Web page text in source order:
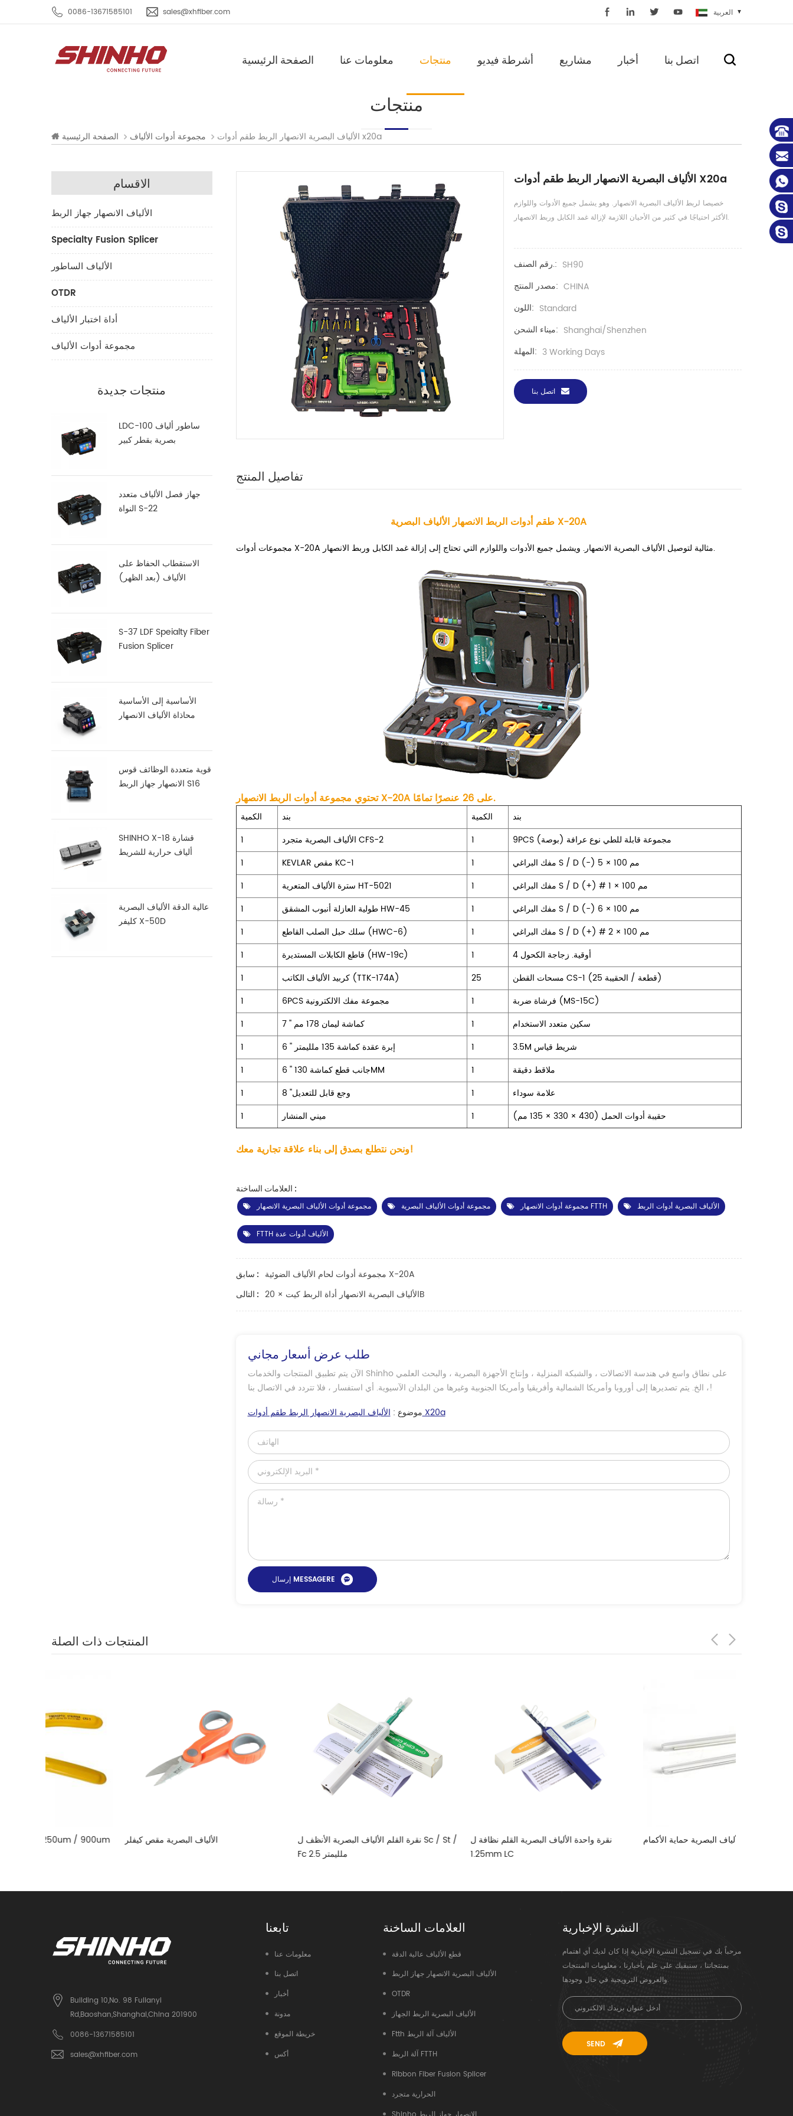
0086-13671585101 sales@xhfiber.com العربية
الصفحة الرئيسية معلومات عنا منتجات أشرطة فيديو مشاريع أخبار اتصل بنا
منتجات
الصفحة الرئيسية مجموعة أدوات الألياف الألياف البصرية الانصهار الربط طقم أدوات x20a
الاقسام
الألياف الانصهار جهاز الربط
Specialty Fusion Splicer
الألياف الساطور
OTDR
أداة اختبار الألياف
مجموعة أدوات الألياف
منتجات جديدة
LDC-100 ساطور ألياف
بصرية بقطر كبير
جهاز فصل الألياف متعدد
النواة S-22
الاستقطاب الحفاظ على
الألياف (بعد الظهر)
S-37 LDF Speialty Fiber
Fusion Splicer
الأساسية إلى الأساسية
محاذاة الألياف الانصهار
قوية متعددة الوظائف قوس
الانصهار جهاز الربط S16
SHINHO X-18 قشارة
ألياف حرارية للشريط
عالية الدقة الألياف البصرية
كليفر X-50D
الألياف البصرية الانصهار الربط طقم أدوات X20a
خصيصا لربط الألياف البصرية الانصهار. وهو يشمل جميع الأدوات واللوازم
الأكثر احتياجًا في كثير من الأحيان اللازمة لإزالة غمد الكابل وربط الانصهار.
رقم الصنف.: SH90
مصدر المنتج: CHINA
اللون: Standard
ميناء الشحن: Shanghai/Shenzhen
المهلة: 3 Working Days
اتصل بنا
تفاصيل المنتج
طقم أدوات الربط الانصهار الألياف البصرية X-20A
مجموعات أدوات X-20A مثالية لتوصيل الألياف البصرية الانصهار. ويشمل جميع الأدوات واللوازم التي تحتاج إلى إزالة غمد الكابل وربط الانصهار.
تحتوي مجموعة أدوات الربط الانصهار X-20A على 26 عنصرًا تمامًا.
الكمية بند الكمية
بند
1
الألياف البصرية متجرد CFS-2 1
9PCS مجموعة قابلة للطي نوع عرافة (بوصة)
1
KEVLAR مقص KC-1 1
مفك البراغي S / D (-) 5 × 100 مم
1
سترة الألياف المتعرية HT-5021 1
مفك البراغي S / D (+) # 1 × 100 مم
1
طولية العازلة أنبوب المشقق HW-45 1
مفك البراغي S / D (-) 6 × 100 مم
1
سلك حبل الصلب القاطع (HWC-6) 1
مفك البراغي S / D (+) # 2 × 100 مم
1
قاطع الكابلات المستديرة (HW-19c) 1
4 أوقية. زجاجة الكحول
1
كربيد الألياف الكاتب (TTK-174A) 25
مسحات القطن CS-1 (25 قطعة / الحقيبة)
1
6PCS مجموعة مفك الالكترونية 1
فرشاة ضربة (MS-15C)
1
7 '' كماشة ليمان 178 مم 1
سكين متعدد الاستخدام
1
6 '' إبرة عقدة كماشة 135 ملليمتر 1
3.5M شريط قياس
1
6 '' جانب قطع كماشة 130MM 1
ملاقط دقيقة
1
8 "وجع قابل للتعديل 1
علامة سوداء
1
ميني المنشار 1 حقيبة أدوات الحمل (430 × 330 × 135 مم)
ونحن نتطلع بصدق إلى بناء علاقة تجارية معك!
العلامات الساخنة :
مجموعة أدوات الألياف البصرية الانصهار
مجموعة أدوات الألياف البصرية مجموعة أدوات الانصهار FTTH الألياف البصرية أدوات الربط
FTTH الألياف أدوات عدة
سابق : مجموعة أدوات لحام الألياف الضوئية X-20A
التالى : الألياف البصرية الانصهار أداة الربط كيت × 20B
طلب عرض أسعار مجاني
الآن يتم تطبيق المنتجات والخدمات Shinho على نطاق واسع في هندسة الاتصالات ، والشبكة المنزلية ، وإنتاج الأجهزة البصرية ، والبحث العلمي
، الخ. يتم تصديرها إلى أوروبا وأمريكا الشمالية وأفريقيا وأمريكا الجنوبية وغيرها من البلدان الآسيوية. أي استفسار ، فلا تتردد في الاتصال بنا!
موضوع :الألياف البصرية الانصهار الربط طقم أدوات X20a
المنتجات ذات الصلة
الألياف البصرية مقص كيفلر
نقرة القلم الألياف البصرية الأنظف ل Sc / St /
نقرة واحدة الألياف البصرية القلم نظافة ل
الألياف البصرية حماية الأكمام
Building 10,No. 98 Fulianyi
Rd,Baoshan,Shanghai,China 201900
0086-13671585101
sales@xhfiber.com
تابعنا
معلومات عنا
اتصل بنا
أخبار
مدونة
خريطة الموقع
أكس
العلامات الساخنة
قطع الألياف عالية الدقة
الألياف البصرية الانصهار جهاز الربط
OTDR
الألياف البصرية الربط الجهاز
Ftth الألياف آلة الربط
آلة الربط FTTH
Ribbon Fiber Fusion Splicer
الحرارية متجرد
النشرة الإخبارية
مرحباً بك في تسجيل النشرة الإخبارية إذا كان لديك أي اهتمام
بمنتجاتنا ، سنبقيك على علم بأخبارنا ، معلومات المنتجات
والعروض الترويجية في حال وجودها.